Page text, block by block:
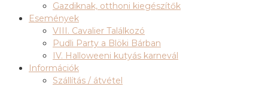
Gazdiknak, otthoni kiegészítők
Események
VIII. Cavalier Találkozó
Pudli Party a Blöki Bárban
IV. Halloweeni kutyás karnevál
Információk
Szállítás / átvétel